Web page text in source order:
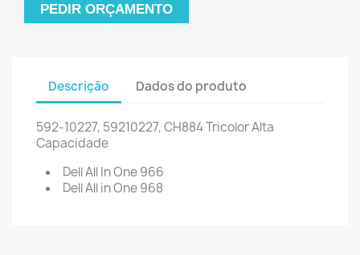
PEDIR ORÇAMENTO
Descrição Dados do produto
592-10227, 59210227, CH884Tricolor Alta
Capacidade
Dell All In One 966
Dell All in One 968